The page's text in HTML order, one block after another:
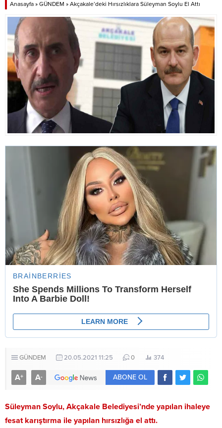
Anasayfa » GÜNDEM » Akçakale’deki Hırsızlıklara Süleyman Soylu El Attı
GÜNDEM 20.05.2021 11:25 0 374
A+ A- ABONE OL
Süleyman Soylu, Akçakale Belediyesi’nde yapılan ihaleye
fesat karıştırma ile yapılan hırsızlığa el attı.